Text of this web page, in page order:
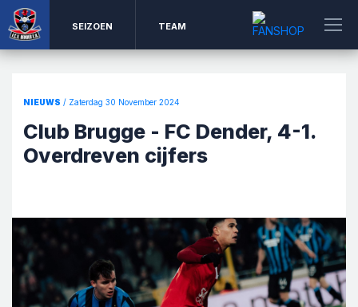
SEIZOEN TEAM
NIEUWS / Zaterdag 30 November 2024
Club Brugge - FC Dender, 4-1.
Overdreven cijfers